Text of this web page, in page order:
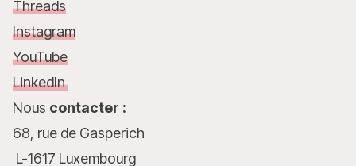
Threads
Instagram
YouTube
LinkedIn
Nous contacter :
68, rue de Gasperich
L-1617 Luxembourg